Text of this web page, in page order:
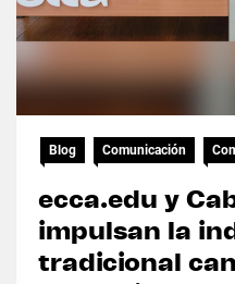
Blog Comunicación
ecca.edu y
impulsan la
tradicional